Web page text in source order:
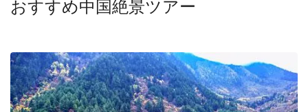
おすすめ中国絶景ツアー